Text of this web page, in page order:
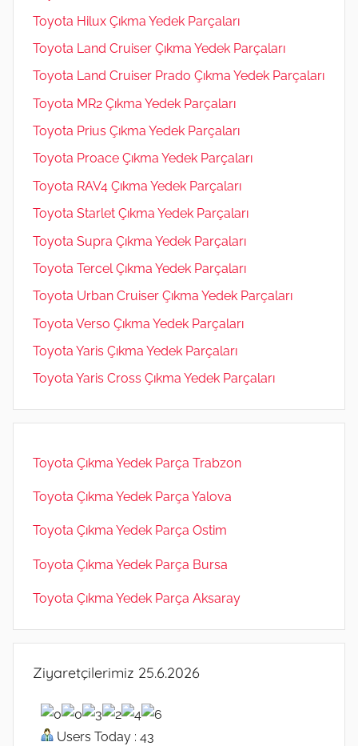
Toyota Hilux Çıkma Yedek Parçaları
Toyota Land Cruiser Çıkma Yedek Parçaları
Toyota Land Cruiser Prado Çıkma Yedek Parçaları
Toyota MR2 Çıkma Yedek Parçaları
Toyota Prius Çıkma Yedek Parçaları
Toyota Proace Çıkma Yedek Parçaları
Toyota RAV4 Çıkma Yedek Parçaları
Toyota Starlet Çıkma Yedek Parçaları
Toyota Supra Çıkma Yedek Parçaları
Toyota Tercel Çıkma Yedek Parçaları
Toyota Urban Cruiser Çıkma Yedek Parçaları
Toyota Verso Çıkma Yedek Parçaları
Toyota Yaris Çıkma Yedek Parçaları
Toyota Yaris Cross Çıkma Yedek Parçaları
Toyota Çıkma Yedek Parça Trabzon
Toyota Çıkma Yedek Parça Yalova
Toyota Çıkma Yedek Parça Ostim
Toyota Çıkma Yedek Parça Bursa
Toyota Çıkma Yedek Parça Aksaray
Ziyaretçilerimiz 25.6.2026
Users Today : 43